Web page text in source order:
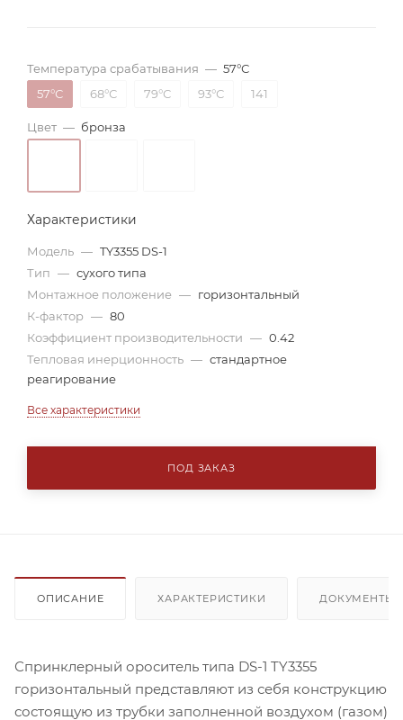
Температура срабатывания — 57°С
57°С
68°С 79°С 93°С 141
Цвет — бронза
Характеристики
Модель — TY3355 DS-1
Тип — сухого типа
Монтажное положение — горизонтальный
К-фактор — 80
Коэффициент производительности — 0.42
Тепловая инерционность — стандартное
реагирование
Все характеристики
ПОД ЗАКАЗ
ОПИСАНИЕ ХАРАКТЕРИСТИКИ ДОКУМЕНТЫ
Спринклерный ороситель типа DS-1 TY3355
горизонтальный представляют из себя конструкцию
состоящую из трубки заполненной воздухом (газом)